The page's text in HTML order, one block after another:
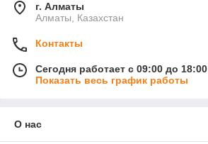
г. Алматы
Алматы, Казахстан
Контакты
Сегодня работает с 09:00 до 18:00
Показать весь график работы
О нас